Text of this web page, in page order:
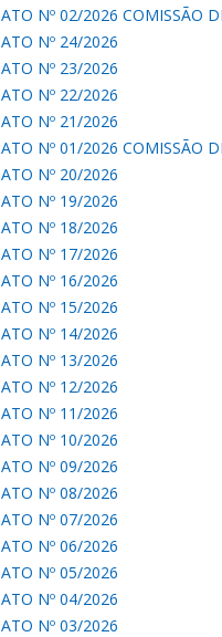
ATO Nº 02/2026 COMISSÃO
ATO Nº 24/2026
ATO Nº 23/2026
ATO Nº 22/2026
ATO Nº 21/2026
ATO Nº 01/2026 COMISSÃO
ATO Nº 20/2026
ATO Nº 19/2026
ATO Nº 18/2026
ATO Nº 17/2026
ATO Nº 16/2026
ATO Nº 15/2026
ATO Nº 14/2026
ATO Nº 13/2026
ATO Nº 12/2026
ATO Nº 11/2026
ATO Nº 10/2026
ATO Nº 09/2026
ATO Nº 08/2026
ATO Nº 07/2026
ATO Nº 06/2026
ATO Nº 05/2026
ATO Nº 04/2026
ATO Nº 03/2026